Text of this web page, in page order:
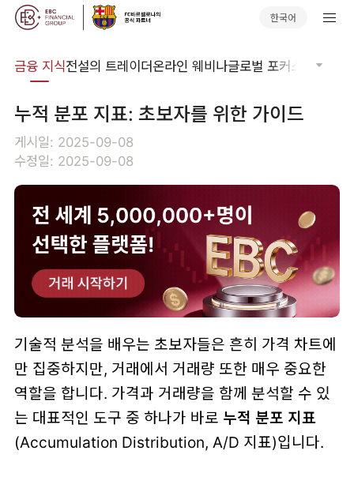
한국어
금융 지식전설의 트레이더온라인 웨비나글로벌 포커스 기술적
누적 분포 지표: 초보자를 위한 가이드
게시일: 2025-09-08
수정일: 2025-09-08
기술적 분석을 배우는 초보자들은 흔히 가격 차트에
만 집중하지만, 거래에서 거래량 또한 매우 중요한
역할을 합니다. 가격과 거래량을 함께 분석할 수 있
는 대표적인 도구 중 하나가 바로 누적 분포 지표
(Accumulation Distribution, A/D 지표)입니다.